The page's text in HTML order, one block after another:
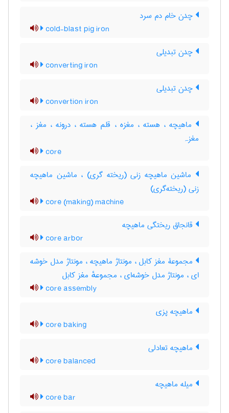
چدن خام دم سرد
cold-blast pig iron
چدن تبدیلی
converting iron
چدن تبدیلی
convertion iron
ماهیچه ، هسته ، مغزه ، قلم هسته ، درونه ، مغز ،
مغزہ
core
ماشین ماهیچه زنی (ریخته گری) ، ماشین ماهیچه
زنی (ریخته‌گری)
core (making) machine
قانجاق ریختگی ماهیچه
core arbor
مجموعۀ مغز کابل ، مونتاژ ماهیچه ، مونتاژ مدل خوشه
ای ، مونتاژ مدل خوشه‌ای ، مجموعهٔ مغز کابل
core assembly
ماهیچه پزی
core baking
ماهیچه تعادلی
core balanced
میله ماهیچه
core bar